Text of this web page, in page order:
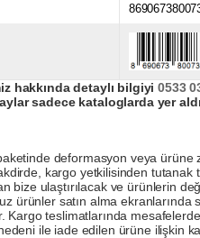
hakkında detaylı bilgiyi0533
sadece kataloglarda yer
deformasyon veya
kargo yetkilisinden tutanak
bize ulaştırılacak ve ürünlerin
ürünler satın alma
teslimatlarında
ile iade edilen ürüne ilişkin